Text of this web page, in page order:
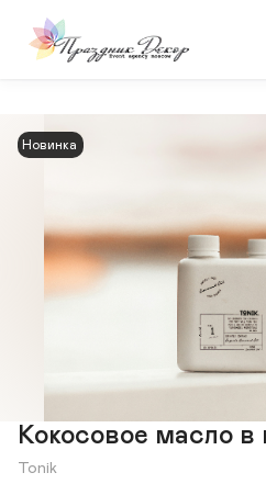
Новинка
Кокосовое масло в
Tonik